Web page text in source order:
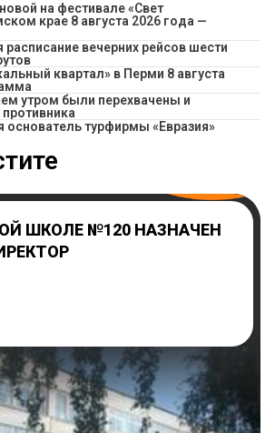
на фестивале «Свет
крае 8 августа 2026 года —
вечерних рейсов шести
квартал» в Перми 8 августа
утром были перехвачены и
основатель турфирмы «Евразия»
ШКОЛЕ №120 НАЗНАЧЕН